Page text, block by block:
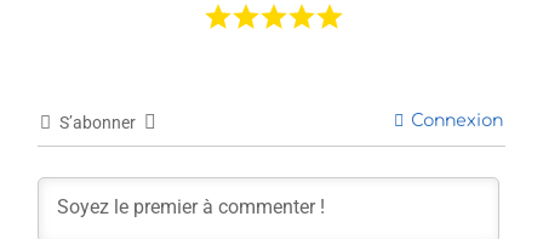
S’abonner Connexion